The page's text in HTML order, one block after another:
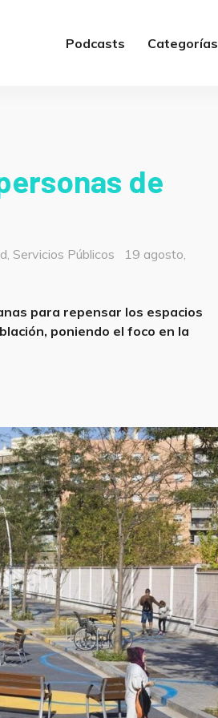
Podcasts Categorías
de
,Servicios Públicos
Posted
19 agosto,
para repensar los espacios
poniendo el foco en la